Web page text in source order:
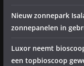
Nieuw zonnepark
zonnepanelen in
Luxor neemt
een topbioscoop